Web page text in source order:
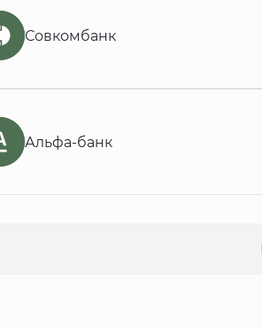
Совкомбанк
Альфа-банк